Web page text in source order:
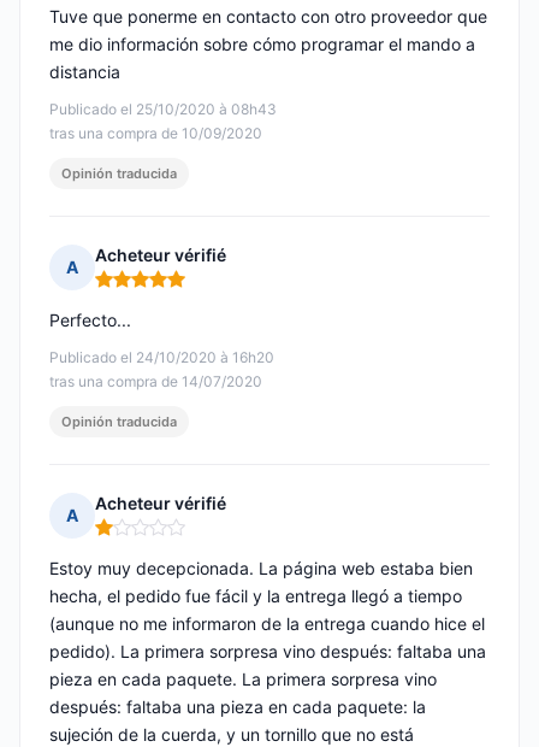
Publicado el 25/10/2020 à 08h43
tras una compra de 10/09/2020
Tuve que ponerme en contacto con otro proveedor que
me dio información sobre cómo programar el mando a
distancia
Opinión traducida
A
Acheteur vérifié
Nota: 5 de 5
Publicado el 24/10/2020 à 16h20
tras una compra de 14/07/2020
Perfecto...
Opinión traducida
A
Acheteur vérifié
Nota: 1 de 5
Estoy muy decepcionada. La página web estaba bien
hecha, el pedido fue fácil y la entrega llegó a tiempo
(aunque no me informaron de la entrega cuando hice el
pedido). La primera sorpresa vino después: faltaba una
pieza en cada paquete. La primera sorpresa vino
después: faltaba una pieza en cada paquete: la
sujeción de la cuerda, y un tornillo que no está